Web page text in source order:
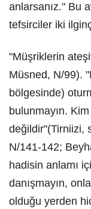
anlarsanız." Bu
tefsirciler iki
"Müşriklerin
Müsned, N/99).
bölgesinde)
bulunmayın.
değildir"(Tirniizi,
N/141-142;
hadisin anlamı
danışmayın,
olduğu yerden